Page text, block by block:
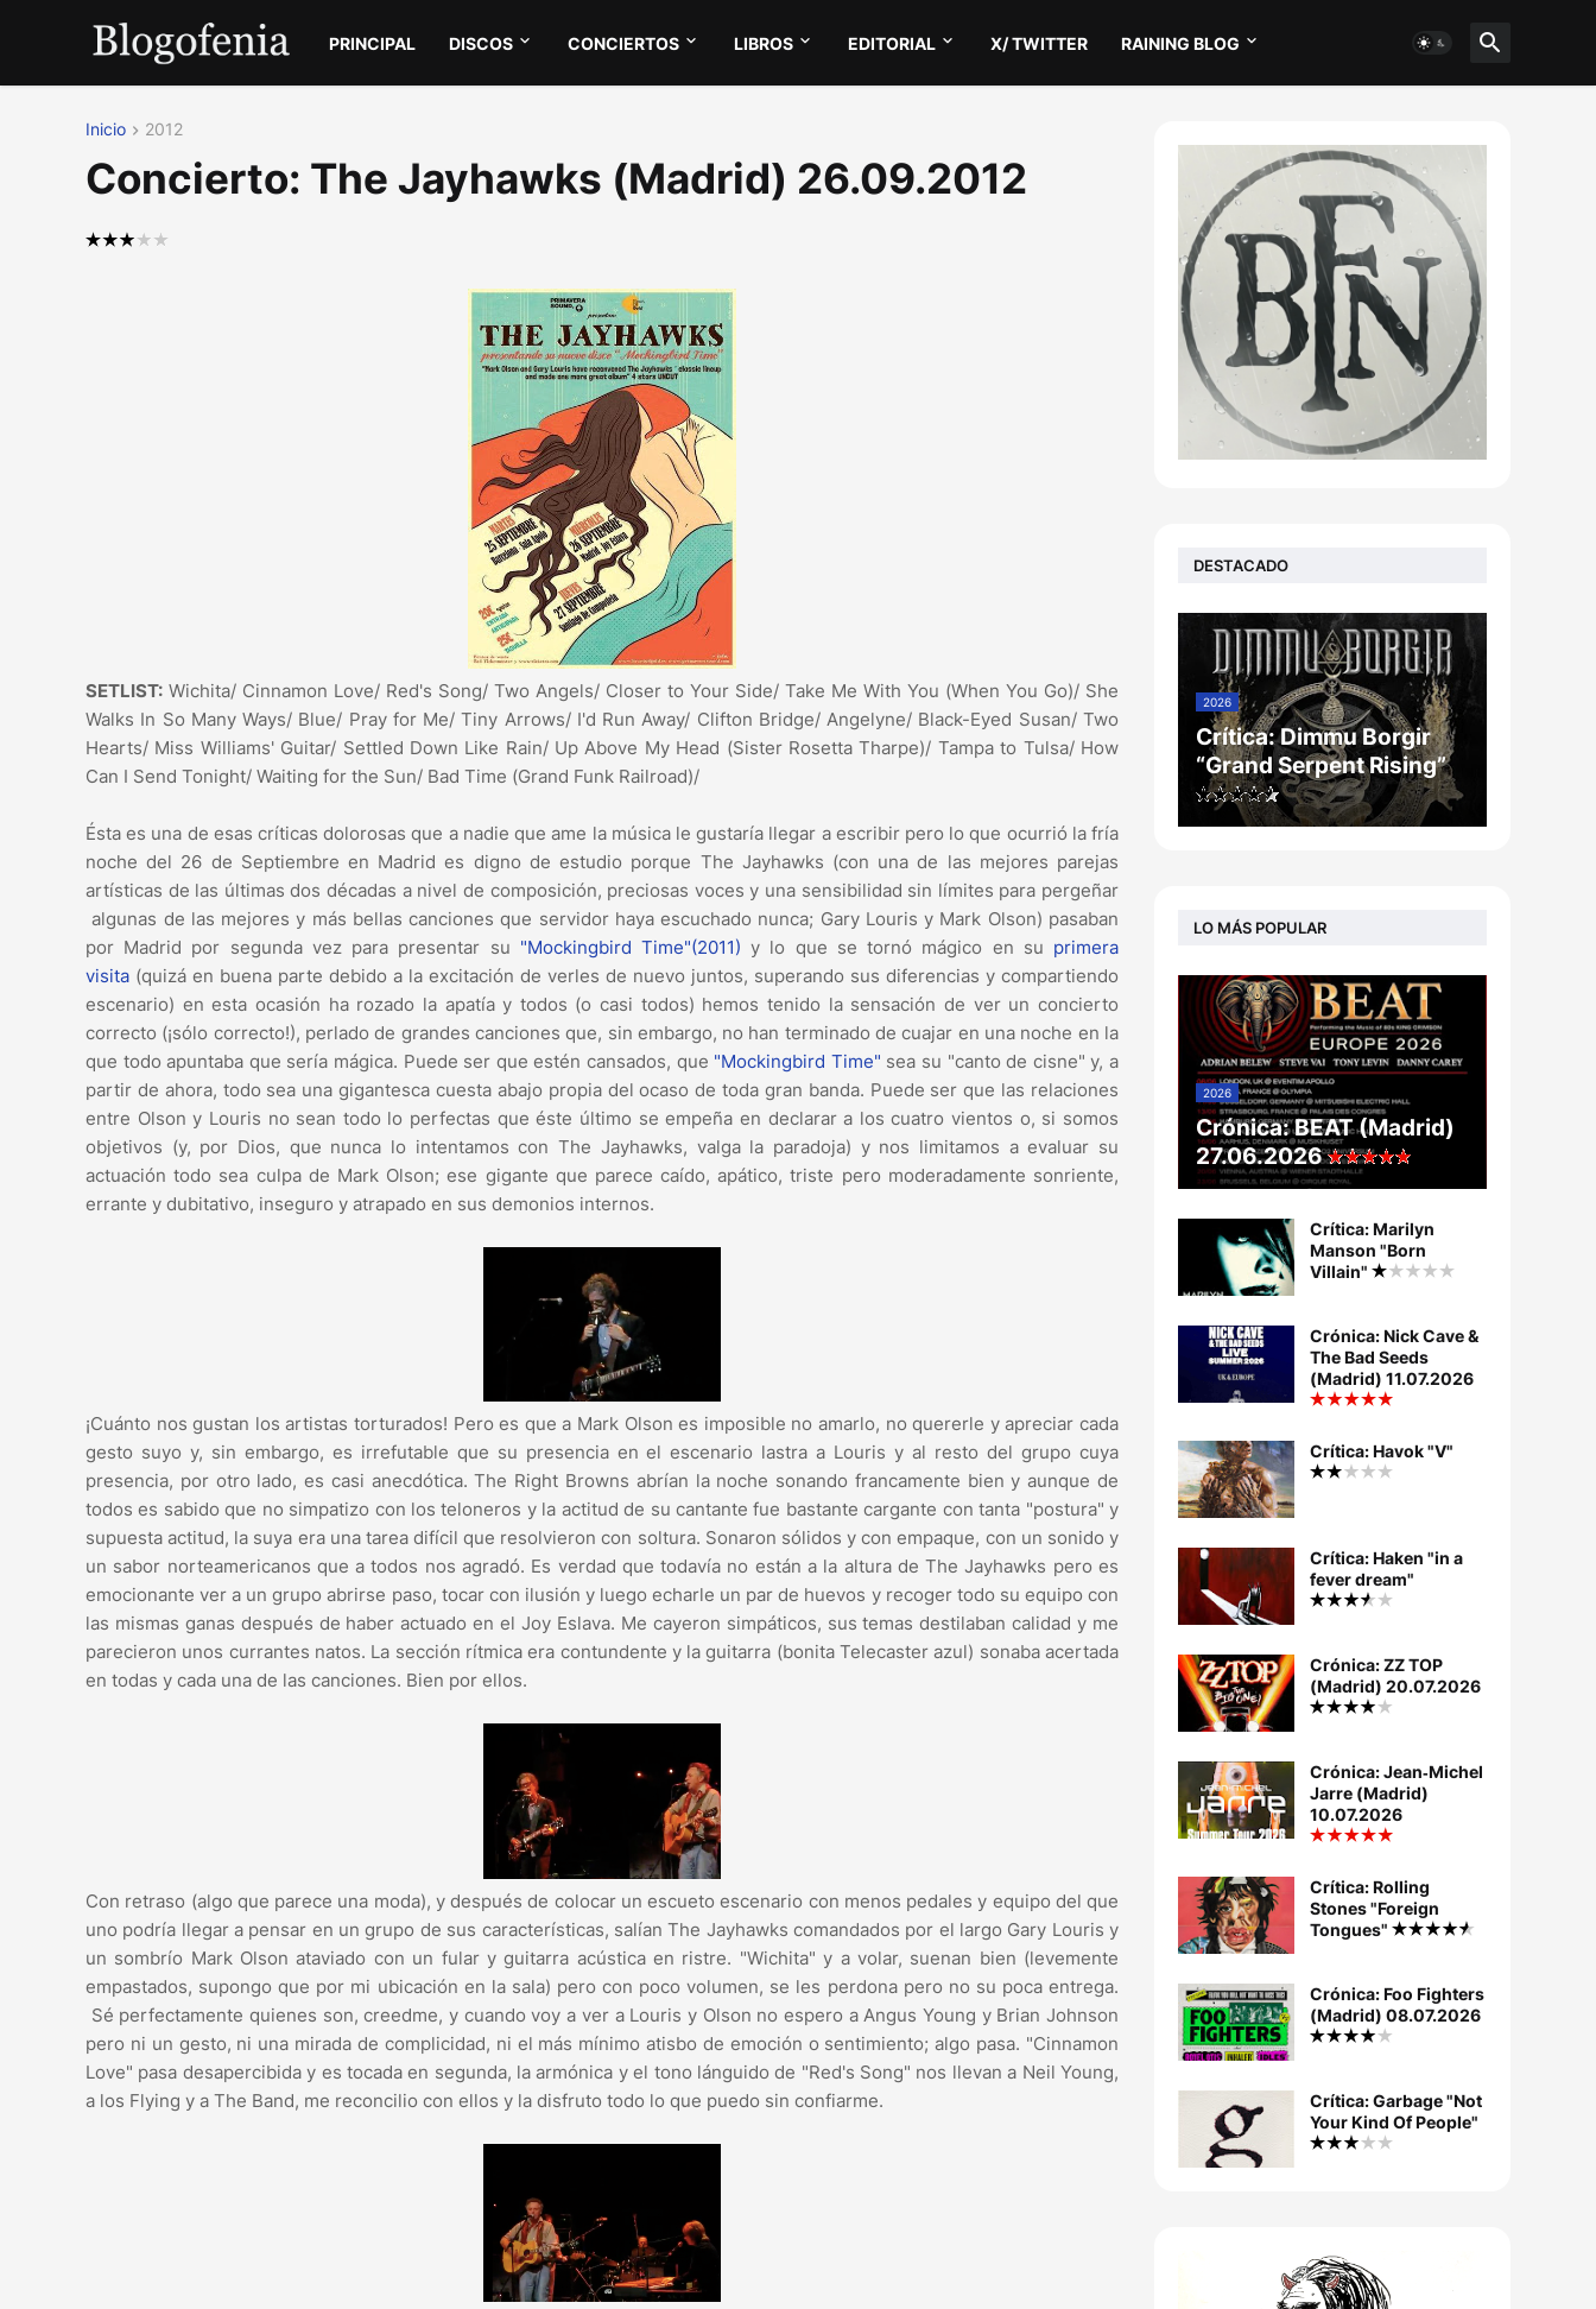
PRINCIPAL DISCOS CONCIERTOS LIBROS EDITORIAL X/ TWITTER RAINING BLOG
Inicio 2012
Concierto: The Jayhawks (Madrid) 26.09.2012
SETLIST: Wichita/ Cinnamon Love/ Red's Song/ Two Angels/ Closer to Your Side/ Take Me With You (When You Go)/ She
Walks In So Many Ways/ Blue/ Pray for Me/ Tiny Arrows/ I'd Run Away/ Clifton Bridge/ Angelyne/ Black-Eyed Susan/ Two
Hearts/ Miss Williams' Guitar/ Settled Down Like Rain/ Up Above My Head (Sister Rosetta Tharpe)/ Tampa to Tulsa/ How
Can I Send Tonight/ Waiting for the Sun/ Bad Time (Grand Funk Railroad)/
Ésta es una de esas críticas dolorosas que a nadie que ame la música le gustaría llegar a escribir pero lo que ocurrió la fría
noche del 26 de Septiembre en Madrid es digno de estudio porque The Jayhawks (con una de las mejores parejas
artísticas de las últimas dos décadas a nivel de composición, preciosas voces y una sensibilidad sin límites para pergeñar
algunas de las mejores y más bellas canciones que servidor haya escuchado nunca; Gary Louris y Mark Olson) pasaban
por Madrid por segunda vez para presentar su "Mockingbird Time"(2011) y lo que se tornó mágico en su primera
visita (quizá en buena parte debido a la excitación de verles de nuevo juntos, superando sus diferencias y compartiendo
escenario) en esta ocasión ha rozado la apatía y todos (o casi todos) hemos tenido la sensación de ver un concierto
correcto (¡sólo correcto!), perlado de grandes canciones que, sin embargo, no han terminado de cuajar en una noche en la
que todo apuntaba que sería mágica. Puede ser que estén cansados, que "Mockingbird Time" sea su "canto de cisne" y, a
partir de ahora, todo sea una gigantesca cuesta abajo propia del ocaso de toda gran banda. Puede ser que las relaciones
entre Olson y Louris no sean todo lo perfectas que éste último se empeña en declarar a los cuatro vientos o, si somos
objetivos (y, por Dios, que nunca lo intentamos con The Jayhawks, valga la paradoja) y nos limitamos a evaluar su
actuación todo sea culpa de Mark Olson; ese gigante que parece caído, apático, triste pero moderadamente sonriente,
errante y dubitativo, inseguro y atrapado en sus demonios internos.
¡Cuánto nos gustan los artistas torturados! Pero es que a Mark Olson es imposible no amarlo, no quererle y apreciar cada
gesto suyo y, sin embargo, es irrefutable que su presencia en el escenario lastra a Louris y al resto del grupo cuya
presencia, por otro lado, es casi anecdótica. The Right Browns abrían la noche sonando francamente bien y aunque de
todos es sabido que no simpatizo con los teloneros y la actitud de su cantante fue bastante cargante con tanta "postura" y
supuesta actitud, la suya era una tarea difícil que resolvieron con soltura. Sonaron sólidos y con empaque, con un sonido y
un sabor norteamericanos que a todos nos agradó. Es verdad que todavía no están a la altura de The Jayhawks pero es
emocionante ver a un grupo abrirse paso, tocar con ilusión y luego echarle un par de huevos y recoger todo su equipo con
las mismas ganas después de haber actuado en el Joy Eslava. Me cayeron simpáticos, sus temas destilaban calidad y me
parecieron unos currantes natos. La sección rítmica era contundente y la guitarra (bonita Telecaster azul) sonaba acertada
en todas y cada una de las canciones. Bien por ellos.
Con retraso (algo que parece una moda), y después de colocar un escueto escenario con menos pedales y equipo del que
uno podría llegar a pensar en un grupo de sus características, salían The Jayhawks comandados por el largo Gary Louris y
un sombrío Mark Olson ataviado con un fular y guitarra acústica en ristre. "Wichita" y a volar, suenan bien (levemente
empastados, supongo que por mi ubicación en la sala) pero con poco volumen, se les perdona pero no su poca entrega.
Sé perfectamente quienes son, creedme, y cuando voy a ver a Louris y Olson no espero a Angus Young y Brian Johnson
pero ni un gesto, ni una mirada de complicidad, ni el más mínimo atisbo de emoción o sentimiento; algo pasa. "Cinnamon
Love" pasa desapercibida y es tocada en segunda, la armónica y el tono lánguido de "Red's Song" nos llevan a Neil Young,
a los Flying y a The Band, me reconcilio con ellos y la disfruto todo lo que puedo sin confiarme.
DESTACADO
2026
Crítica: Dimmu Borgir
“Grand Serpent Rising”
LO MÁS POPULAR
2026
Crónica: BEAT (Madrid)
27.06.2026
Crítica: Marilyn
Manson "Born
Villain"
Crónica: Nick Cave &
The Bad Seeds
(Madrid) 11.07.2026
Crítica: Havok "V"
Crítica: Haken "in a
fever dream"
Crónica: ZZ TOP
(Madrid) 20.07.2026
Crónica: Jean‐Michel
Jarre (Madrid)
10.07.2026
Crítica: Rolling
Stones "Foreign
Tongues"
Crónica: Foo Fighters
(Madrid) 08.07.2026
Crítica: Garbage "Not
Your Kind Of People"